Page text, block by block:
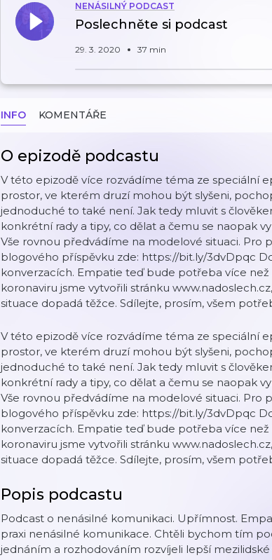
NENÁSILNÝ PODCAST
Poslechněte si podcast
29. 3. 2020 37 min
INFO KOMENTÁŘE
O epizodě podcastu
V této epizodě více rozvádíme téma ze speciální
prostor, ve kterém druzí mohou být slyšeni,
jednoduché to také není. Jak tedy mluvit s
konkrétní rady a tipy, co dělat a čemu se naopak
Vše rovnou předvádíme na modelové situaci. Pro
blogového příspěvku zde: https://bit.ly/3dvDpqc
konverzacích. Empatie teď bude potřeba více než
koronaviru jsme vytvořili stránku
situace dopadá těžce. Sdílejte, prosím, všem
V této epizodě více rozvádíme téma ze speciální
prostor, ve kterém druzí mohou být slyšeni,
jednoduché to také není. Jak tedy mluvit s
konkrétní rady a tipy, co dělat a čemu se naopak
Vše rovnou předvádíme na modelové situaci. Pro
blogového příspěvku zde: https://bit.ly/3dvDpqc
konverzacích. Empatie teď bude potřeba více než
koronaviru jsme vytvořili stránku
situace dopadá těžce. Sdílejte, prosím, všem
Popis podcastu
Podcast o nenásilné komunikaci. Upřímnost.
praxi nenásilné komunikace. Chtěli bychom tím
jednáním a rozhodováním rozvíjeli lepší